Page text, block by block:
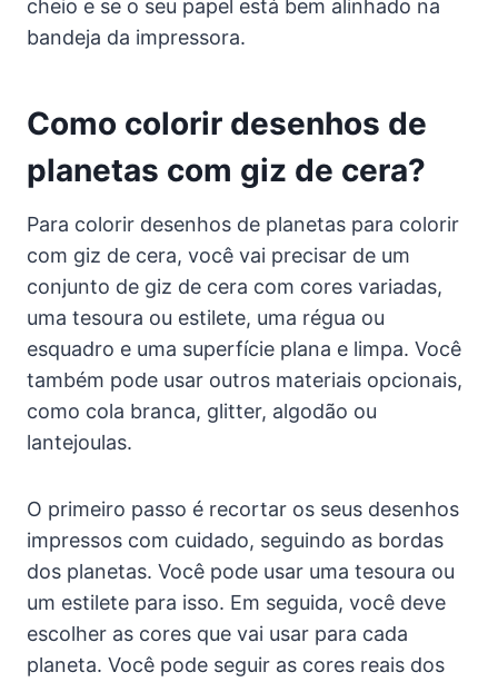
cheio e se o seu papel está bem alinhado na
bandeja da impressora.
Como colorir desenhos de
planetas com giz de cera?
Para colorir desenhos de planetas para colorir
com giz de cera, você vai precisar de um
conjunto de giz de cera com cores variadas,
uma tesoura ou estilete, uma régua ou
esquadro e uma superfície plana e limpa. Você
também pode usar outros materiais opcionais,
como cola branca, glitter, algodão ou
lantejoulas.
O primeiro passo é recortar os seus desenhos
impressos com cuidado, seguindo as bordas
dos planetas. Você pode usar uma tesoura ou
um estilete para isso. Em seguida, você deve
escolher as cores que vai usar para cada
planeta. Você pode seguir as cores reais dos